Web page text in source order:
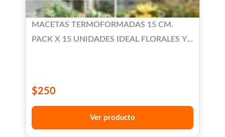
MACETAS TERMOFORMADAS 15 CM.
PACK X 15 UNIDADES IDEAL FLORALES Y
$250
Ver producto